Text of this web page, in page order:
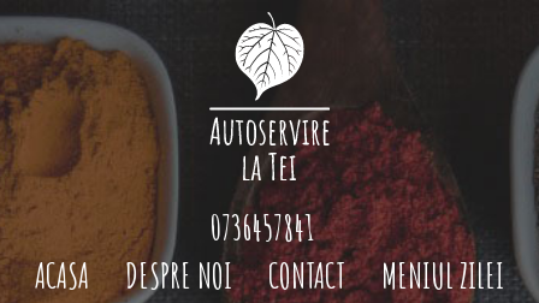
ACASA DESPRE NOI CONTACT MENIUL ZILEI
0736457841